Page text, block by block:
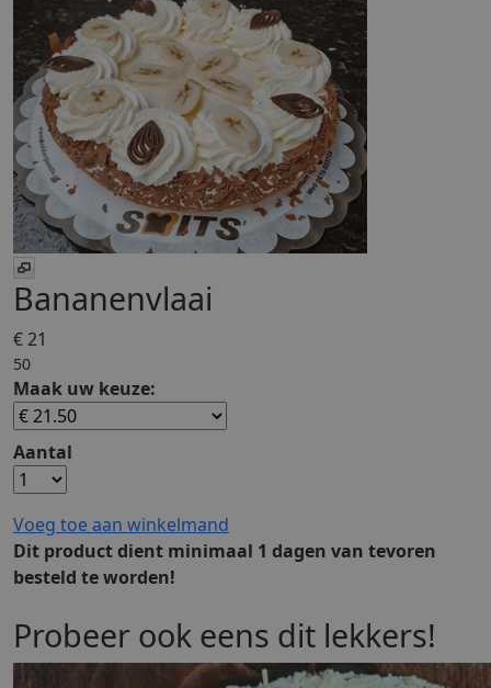
Bananenvlaai
€ 21
50
Maak uw keuze:
Aantal
Voeg toe aan winkelmand
Dit product dient minimaal 1 dagen van tevoren
besteld te worden!
Probeer ook eens dit lekkers!